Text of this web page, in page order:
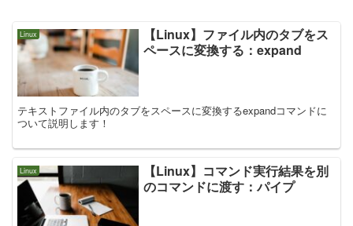
Linux
【Linux】ファイル内のタブをス
ペースに変換する：expand
テキストファイル内のタブをスペースに変換するexpandコマンドに
ついて説明します！
Linux
【Linux】コマンド実行結果を別
のコマンドに渡す：パイプ